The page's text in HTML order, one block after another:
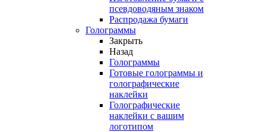
псевдоводяным знаком
Распродажа бумаги
Голограммы
Закрыть
Назад
Голограммы
Готовые голограммы и
голографические
наклейки
Голографические
наклейки с вашим
логотипом